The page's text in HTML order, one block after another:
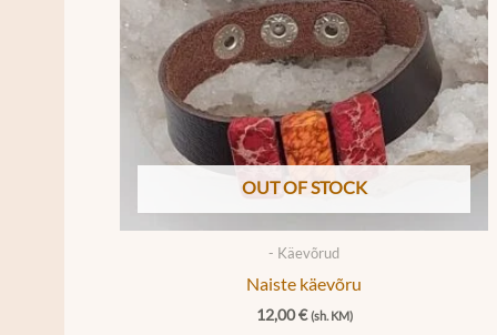
OUT OF STOCK
- Käevõrud
Naiste käevõru
12,00€ (sh. KM)